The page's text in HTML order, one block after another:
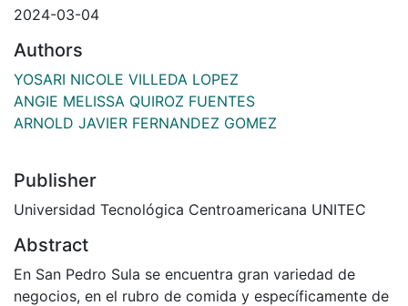
2024-03-04
Authors
YOSARI NICOLE VILLEDA LOPEZ
ANGIE MELISSA QUIROZ FUENTES
ARNOLD JAVIER FERNANDEZ GOMEZ
Publisher
Universidad Tecnológica Centroamericana UNITEC
Abstract
En San Pedro Sula se encuentra gran variedad de
negocios, en el rubro de comida y específicamente de